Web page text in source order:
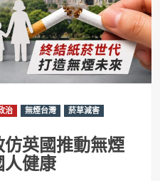
治 無煙台灣
菸草減害
英國推動無煙
健康